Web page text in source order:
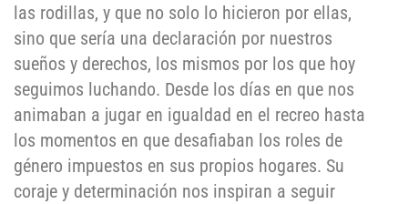
las rodillas, y que no solo lo hicieron por ellas,
sino que sería una declaración por nuestros
sueños y derechos, los mismos por los que hoy
seguimos luchando. Desde los días en que nos
animaban a jugar en igualdad en el recreo hasta
los momentos en que desafiaban los roles de
género impuestos en sus propios hogares. Su
coraje y determinación nos inspiran a seguir